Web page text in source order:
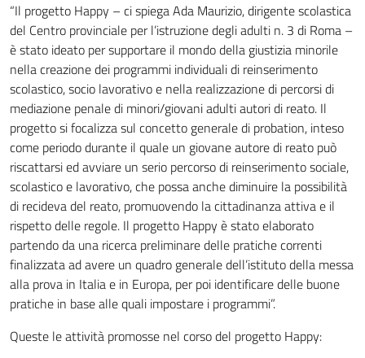
“Il progetto Happy – ci spiega Ada Maurizio, dirigente scolastica
del Centro provinciale per l’istruzione degli adulti n. 3 di Roma –
è stato ideato per supportare il mondo della giustizia minorile
nella creazione dei programmi individuali di reinserimento
scolastico, socio lavorativo e nella realizzazione di percorsi di
mediazione penale di minori/giovani adulti autori di reato. Il
progetto si focalizza sul concetto generale di probation, inteso
come periodo durante il quale un giovane autore di reato può
riscattarsi ed avviare un serio percorso di reinserimento sociale,
scolastico e lavorativo, che possa anche diminuire la possibilità
di recideva del reato, promuovendo la cittadinanza attiva e il
rispetto delle regole. Il progetto Happy è stato elaborato
partendo da una ricerca preliminare delle pratiche correnti
finalizzata ad avere un quadro generale dell’istituto della messa
alla prova in Italia e in Europa, per poi identificare delle buone
pratiche in base alle quali impostare i programmi”.
Queste le attività promosse nel corso del progetto Happy: